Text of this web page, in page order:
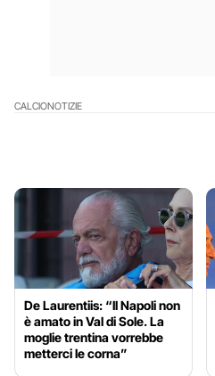
CALCIONOTIZIE
De Laurentiis: “Il Napoli non
è amato in Val di Sole. La
moglie trentina vorrebbe
metterci le corna”